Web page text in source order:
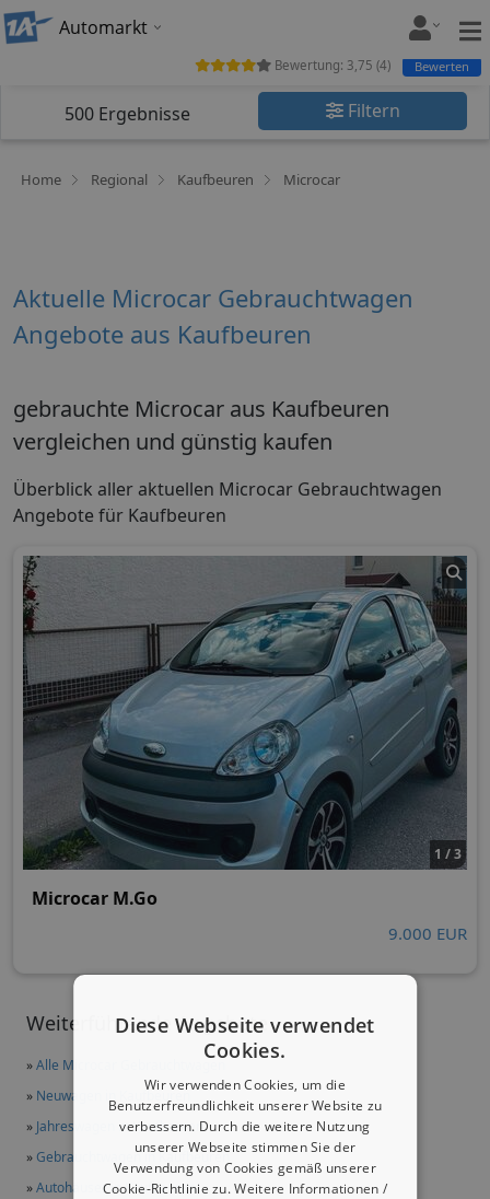
Automarkt
500 Ergebnisse Filtern
Home Regional Kaufbeuren Microcar
Weiterführende Angebote
»Alle Microcar Gebrauchtwagen
» Neuwagen in Kaufbeuren
» Jahreswagen in Kaufbeuren
»Gebrauchtwagen in Kaufbeuren
»Autohäuser in Kaufbeuren
Bewertung: 3,75 (4) Bewerten
Aktuelle Microcar Gebrauchtwagen
Angebote aus Kaufbeuren
gebrauchte Microcar aus Kaufbeuren
vergleichen und günstig kaufen
Überblick aller aktuellen Microcar Gebrauchtwagen
Angebote für Kaufbeuren
1 / 3
Microcar M.Go
9.000 EUR
Diese Webseite verwendet
Cookies.
Wir verwenden Cookies, um die
Benutzerfreundlichkeit unserer Website zu
verbessern. Durch die weitere Nutzung
unserer Webseite stimmen Sie der
Verwendung von Cookies gemäß unserer
Cookie-Richtlinie zu.Weitere Informationen /